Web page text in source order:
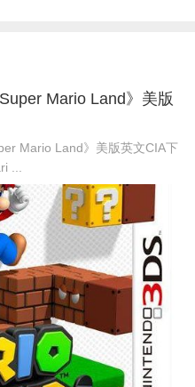
Mario Land》美版
Mario Land》美版英文CIA下
...